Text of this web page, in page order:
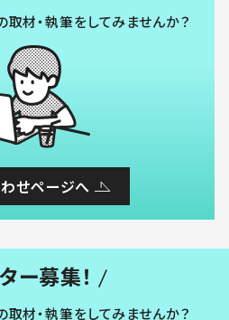
取材・執筆をしてみませんか？
せページへ
ー募集！
取材・執筆をしてみませんか？